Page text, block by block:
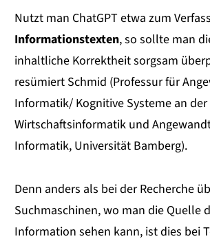
Nutzt man ChatGPT etwa zum
Informationstexten, so sollte man
inhaltliche Korrektheit sorgsam
resümiert Schmid (Professur für
Informatik/ Kognitive Systeme an
Wirtschaftsinformatik und
Informatik, Universität Bamberg).
Denn anders als bei der Recherche
Suchmaschinen, wo man die Quelle
Information sehen kann, ist dies bei